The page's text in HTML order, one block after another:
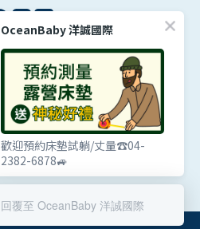
OceanBaby 洋誠國際
歡迎預約床墊試躺/丈量☎️04-
2382-6878🚙
回覆至 OceanBaby 洋誠國際